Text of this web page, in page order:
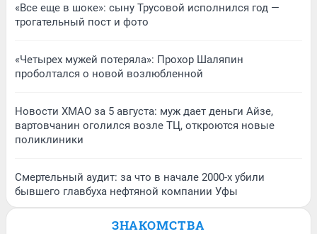
«Все еще в шоке»: сыну Трусовой исполнился год —
трогательный пост и фото
«Четырех мужей потеряла»: Прохор Шаляпин
проболтался о новой возлюбленной
Новости ХМАО за 5 августа: муж дает деньги Айзе,
вартовчанин оголился возле ТЦ, откроются новые
поликлиники
Смертельный аудит: за что в начале 2000-х убили
бывшего главбуха нефтяной компании Уфы
ЗНАКОМСТВА